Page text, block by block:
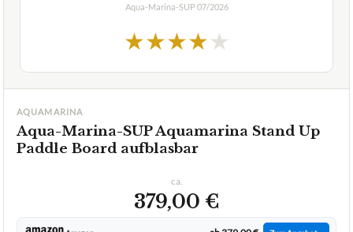
Aqua-Marina-SUP 07/2026
★★★★★
AQUAMARINA
Aqua-Marina-SUP Aquamarina Stand Up
Paddle Board aufblasbar
ca.
379,00 €